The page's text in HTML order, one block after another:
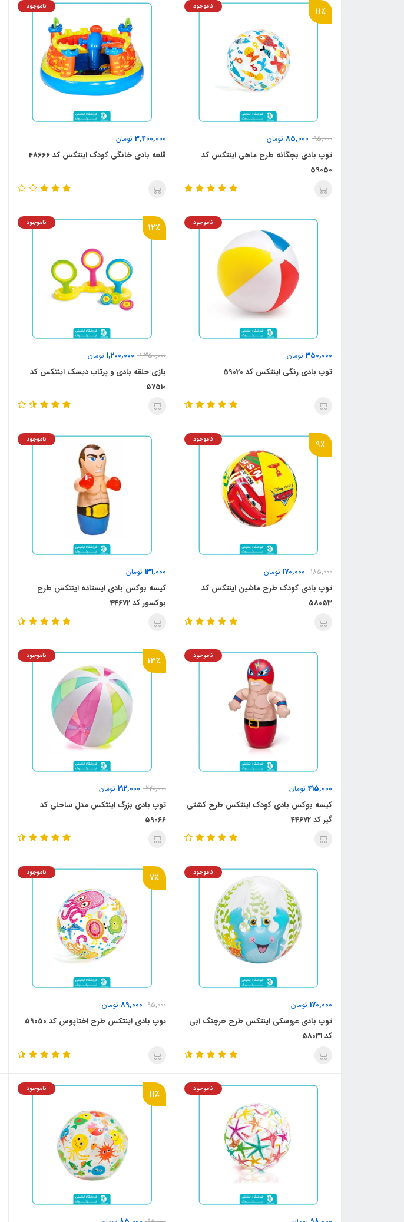
11٪
95,000
85,000 تومان
ناموجود
توپ بادی بچگانه طرح ماهی اینتکس کد
59050
3,400,000 تومان
ناموجود
قلعه بادی خانگی کودک اینتکس کد 48666
350,000 تومان
ناموجود
توپ بادی رنگی اینتکس کد 59020
12٪
1,350,000
1,200,000 تومان
ناموجود
بازی حلقه بادی و پرتاب دیسک اینتکس کد
57510
9٪
185,000
170,000 تومان
ناموجود
توپ بادی کودک طرح ماشین اینتکس کد
58053
131,000 تومان
ناموجود
کیسه بوکس بادی ایستاده اینتکس طرح
بوکسور کد 44672
415,000تومان
ناموجود
کیسه بوکس بادی کودک اینتکس طرح کشتی
گیر کد 44672
13٪
220,000
192,000 تومان
ناموجود
توپ بادی بزرگ اینتکس مدل ساحلی کد
59066
170,000 تومان
ناموجود
توپ بادی عروسکی اینتکس طرح خرچنگ آبی
کد 58031
7٪
95,000
89,000 تومان
ناموجود
توپ بادی اینتکس طرح اختاپوس کد 59050
ناموجود 11٪ ناموجود